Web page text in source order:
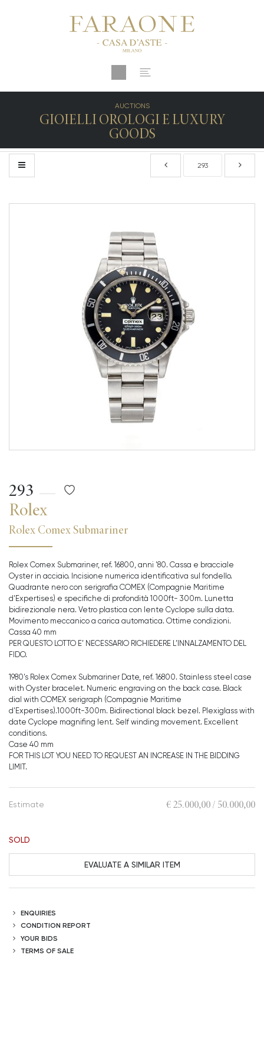
AUCTIONS
GIOIELLI OROLOGI E LUXURY
GOODS
293
Rolex
Rolex Comex Submariner
Rolex Comex Submariner, ref. 16800, anni '80. Cassa e bracciale
Oyster in acciaio. Incisione numerica identificativa sul fondello.
Quadrante nero con serigrafia COMEX (Compagnie Maritime
d'Expertises) e specifiche di profondità 1000ft- 300m. Lunetta
bidirezionale nera. Vetro plastica con lente Cyclope sulla data.
Movimento meccanico a carica automatica. Ottime condizioni.
Cassa 40 mm
PER QUESTO LOTTO E’ NECESSARIO RICHIEDERE L’INNALZAMENTO DEL
FIDO.
1980's Rolex Comex Submariner Date, ref. 16800. Stainless steel case
with Oyster bracelet. Numeric engraving on the back case. Black
dial with COMEX serigraph (Compagnie Maritime
d'Expertises).1000ft-300m. Bidirectional black bezel. Plexiglass with
date Cyclope magnifing lent. Self winding movement. Excellent
conditions.
Case 40 mm
FOR THIS LOT YOU NEED TO REQUEST AN INCREASE IN THE BIDDING
LIMIT.
€ 25.000,00 / 50.000,00
Estimate
SOLD
EVALUATE A SIMILAR ITEM
ENQUIRIES
CONDITION REPORT
YOUR BIDS
TERMS OF SALE